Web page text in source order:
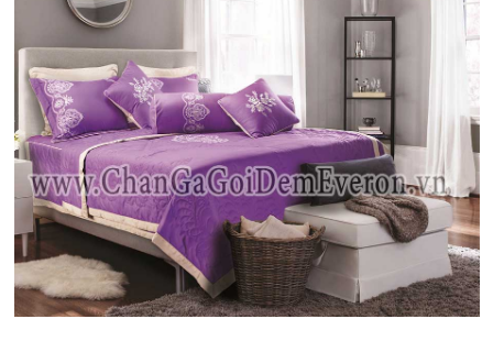
RUỘT
GỐI
RUỘT
CHĂN
BÔNG
BỘ
CAO
CẤP
ARTEMIS